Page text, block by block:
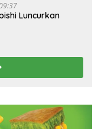
Luncurkan